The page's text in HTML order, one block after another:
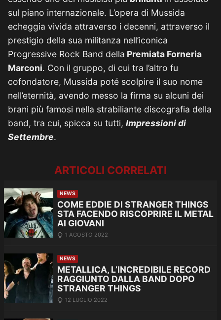
sul piano internazionale. L’opera di Mussida
echeggia vivida attraverso i decenni, attraverso il
prestigio della sua militanza nell’iconica
Progressive Rock Band della Premiata Forneria
Marconi. Con il gruppo, di cui tra l’altro fu
cofondatore, Mussida poté scolpire il suo nome
nell’eternità, avendo messo la firma su alcuni dei
brani più famosi nella strabiliante discografia della
band, tra cui, spicca su tutti, Impressioni di
Settembre.
ARTICOLI CORRELATI
NEWS
COME EDDIE DI STRANGER THINGS
STA FACENDO RISCOPRIRE IL METAL
AI GIOVANI
1 AGOSTO 2022
NEWS
METALLICA, L’INCREDIBILE RECORD
RAGGIUNTO DALLA BAND DOPO
STRANGER THINGS
12 LUGLIO 2022